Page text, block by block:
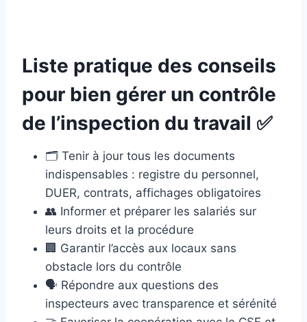
Liste pratique des conseils
pour bien gérer un contrôle
de l’inspection du travail ✅
🗂️ Tenir à jour tous les documents
indispensables : registre du personnel,
DUER, contrats, affichages obligatoires
👥 Informer et préparer les salariés sur
leurs droits et la procédure
🏢 Garantir l’accès aux locaux sans
obstacle lors du contrôle
🗣️ Répondre aux questions des
inspecteurs avec transparence et sérénité